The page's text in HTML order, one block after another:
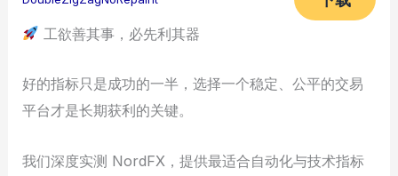
工欲善其事，必先利其器
好的指标只是成功的一半，选择一个稳定、公平的交易
平台才是长期获利的关键。
我们深度实测 NordFX，提供最适合自动化与技术指标